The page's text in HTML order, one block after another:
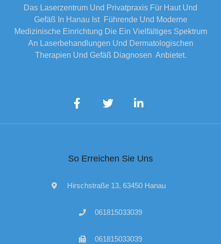
Das Laserzentrum Und Privatpraxis Für Haut Und
Gefäß In Hanau Ist Führende Und Moderne
Medizinische Einrichtung Die Ein Vielfältiges Spektrum
An Laserbehandlungen Und Dermatologischen
Therapien Und Gefäß Diagnosen Anbietet.
So Erreichen Sie Uns
Hirschstraße 13, 63450 Hanau
061815033039
061815033039